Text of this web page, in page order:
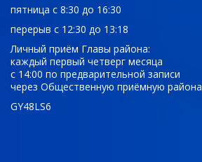
пятница с 8:30 до 16:30
перерыв с 12:30 до 13:18
Личный приём Главы района:
каждый первый четверг месяца
с 14:00 по предварительной записи
через Общественную приёмную района
GY48LS6